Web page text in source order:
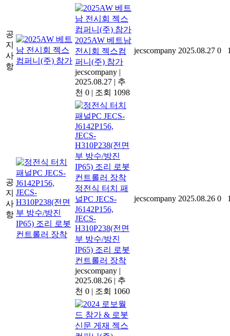
공
지
사
항
2025AW 베트남
전시회 젝스컴
퍼니(주) 참가
jecscompany |
2025.08.27 | 추
천 0 | 조회 1098
jecscompany 2025.08.27 0
공
지
사
항
정전식 터치 패
널PC JECS-
J6142P156,
JECS-
H310P238(전면
부 방수/방진
IP65) 조리 로봇
컨트롤러 장착
jecscompany |
2025.08.26 | 추
천 0 | 조회 1060
jecscompany 2025.08.26 0